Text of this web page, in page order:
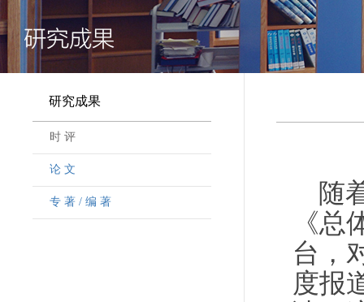
研究成果
时 评
论 文
专 著 / 编 著
随
《
台，
度报